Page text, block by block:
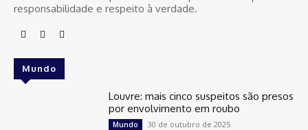
responsabilidade e respeito à verdade.
Mundo
Louvre: mais cinco suspeitos são presos
por envolvimento em roubo
Mundo 30 de outubro de 2025